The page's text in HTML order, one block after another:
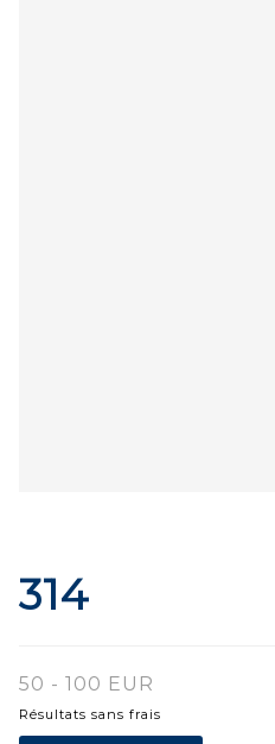
314
50 - 100 EUR
Résultats sans frais